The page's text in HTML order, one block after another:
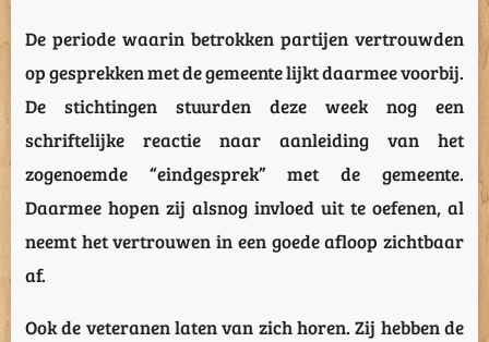
De periode waarin betrokken partijen vertrouwden
op gesprekken met de gemeente lijkt daarmee voorbij.
De stichtingen stuurden deze week nog een
schriftelijke reactie naar aanleiding van het
zogenoemde “eindgesprek” met de gemeente.
Daarmee hopen zij alsnog invloed uit te oefenen, al
neemt het vertrouwen in een goede afloop zichtbaar
af.
Ook de veteranen laten van zich horen. Zij hebben de